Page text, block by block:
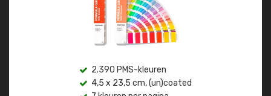
2.390 PMS-kleuren
4,5 x 23,5 cm, (un)coated